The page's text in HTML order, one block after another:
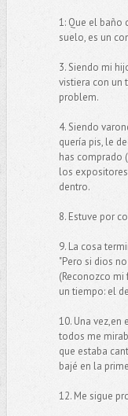
1: Que el baño
suelo, es un
3. Siendo mi
vistiera con un
problem.
4. Siendo
quería pis, le
has comprado
los
dentro.
8. Estuve por
9. La cosa
"Pero si dios
(Reconozco
un tiempo: el
10. Una vez,en
todos me
que estaba
bajé en la
12. Me sigue